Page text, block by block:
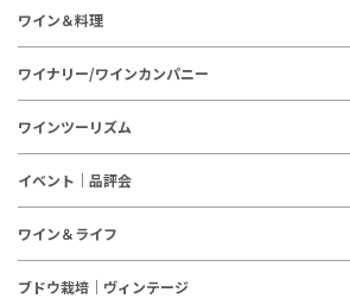
ワイン＆料理
ワイナリー/ワインカンパニー
ワインツーリズム
イベント｜品評会
ワイン＆ライフ
ブドウ栽培｜ヴィンテージ